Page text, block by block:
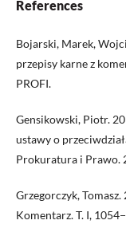
References
Bojarski, Marek,
przepisy karne z
PROFI.
Gensikowski, Piotr.
ustawy o
Prokuratura i Prawo.
Grzegorczyk,
Komentarz. T. I,